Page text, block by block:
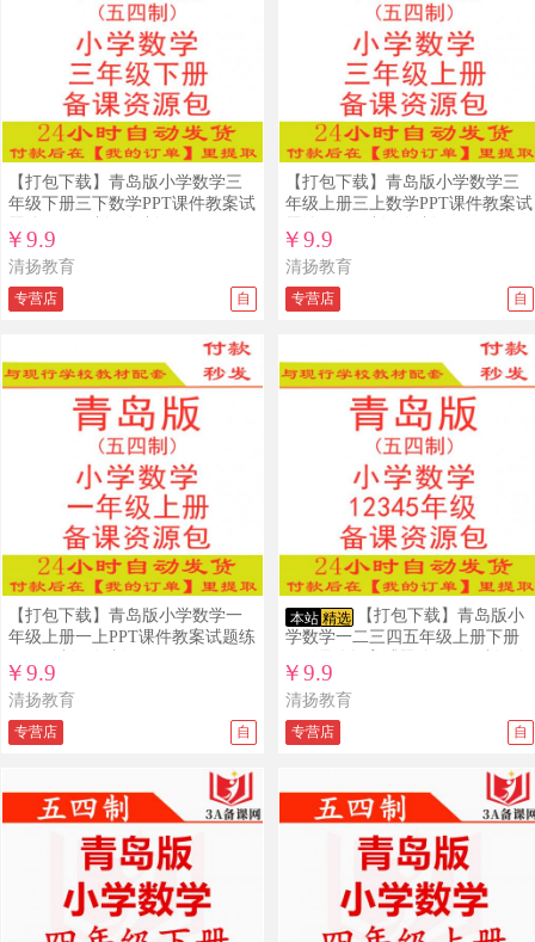
【打包下载】青岛版小学数学三
年级下册三下数学PPT课件教案试
￥9.9
清扬教育
专营店 自
【打包下载】青岛版小学数学三
年级上册三上数学PPT课件教案试
￥9.9
清扬教育
专营店 自
【打包下载】青岛版小学数学一
年级上册一上PPT课件教案试题练
￥9.9
清扬教育
专营店 自
本站 精选
【打包下载】青岛版小
学数学一二三四五年级上册下册
制
￥9.9
清扬教育
专营店 自